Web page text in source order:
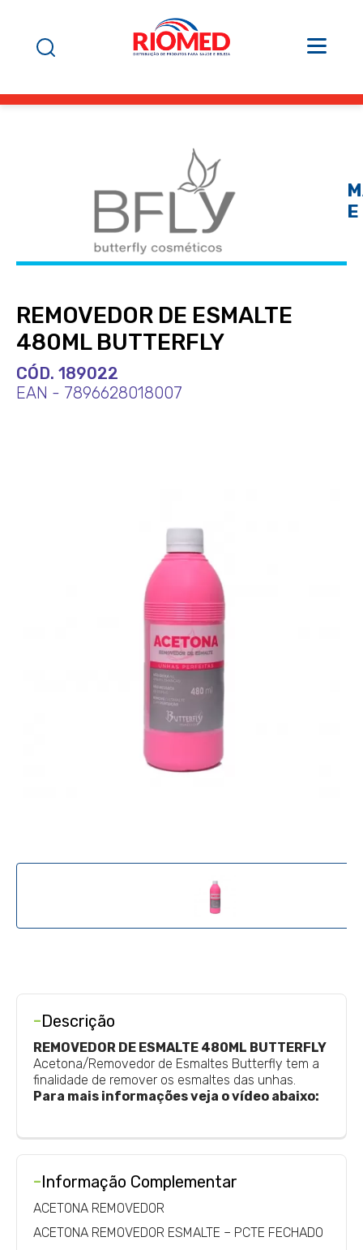
REMOVEDOR DE ESMALTE
480ML BUTTERFLY
CÓD. 189022
EAN - 7896628018007
-Descrição
REMOVEDOR DE ESMALTE 480ML BUTTERFLY
Acetona/Removedor de Esmaltes Butterfly tem a
finalidade de remover os esmaltes das unhas.
Para mais informações veja o vídeo abaixo:
-Informação Complementar
ACETONA REMOVEDOR
ACETONA REMOVEDOR ESMALTE – PCTE FECHADO